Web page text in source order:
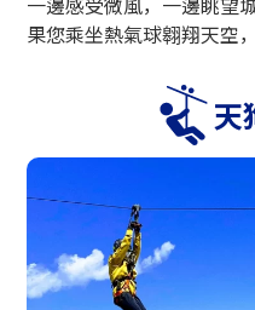
新雪谷安努普利國際滑雪場
小樽藤
天狗山滑雪學校
小樽滑雪聯盟
小樽天狗山滑雪學校
小樽玻璃工作室
果您乘坐熱氣球翱翔天空
天